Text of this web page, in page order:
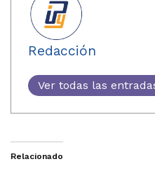
Redacción
Ver todas las
Relacionado